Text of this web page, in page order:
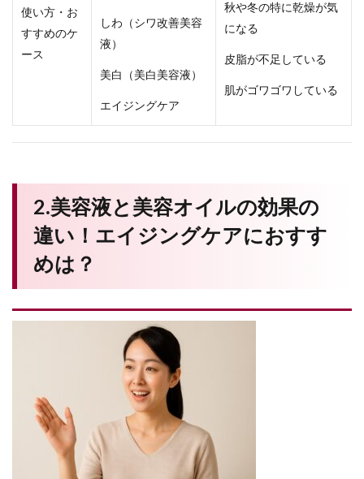
使い方・お
すすめのケ
ース
しわ（シワ改善美容
液）
美白（美白美容液）
エイジングケア
秋や冬の特に乾燥が気
になる
皮脂が不足している
肌がゴワゴワしている
2.美容液と美容オイルの効果の
違い！エイジングケアにおすす
めは？